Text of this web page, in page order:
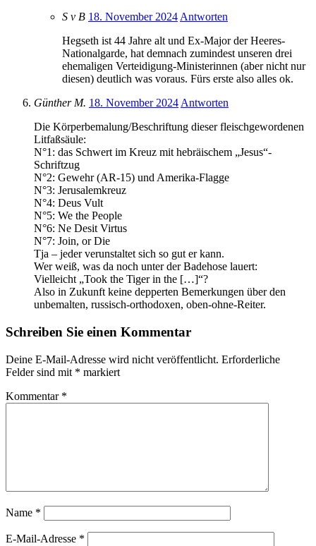
S v B 18. November 2024Antworten
Hegseth ist 44 Jahre alt und Ex-Major der Heeres-
Nationalgarde, hat demnach zumindest unseren drei
ehemaligen Verteidigung-Ministerinnen (aber nicht nur
diesen) deutlich was voraus. Fürs erste also alles ok.
Günther M. 18. November 2024Antworten
Die Körperbemalung/Beschriftung dieser fleischgewordenen
Litfaßsäule:
N°1: das Schwert im Kreuz mit hebräischem „Jesus“-
Schriftzug
N°2: Gewehr (AR-15) und Amerika-Flagge
N°3: Jerusalemkreuz
N°4: Deus Vult
N°5: We the People
N°6: Ne Desit Virtus
N°7: Join, or Die
Tja – jeder verunstaltet sich so gut er kann.
Wer weiß, was da noch unter der Badehose lauert:
Vielleicht „Took the Tiger in the […]“?
Also in Zukunft keine depperten Bemerkungen über den
unbemalten, russisch-orthodoxen, oben-ohne-Reiter.
Schreiben Sie einen Kommentar
Deine E-Mail-Adresse wird nicht veröffentlicht. Erforderliche
Felder sind mit * markiert
Kommentar *
Name *
E-Mail-Adresse *